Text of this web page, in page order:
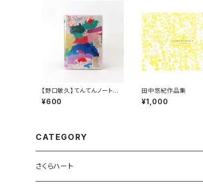
【野口敏久】てんてんノート
（ｄ）
¥600
田中悠紀作品集
¥1,000
CATEGORY
さくらハート